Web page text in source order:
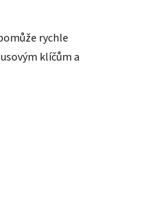
rychle
klíčům a